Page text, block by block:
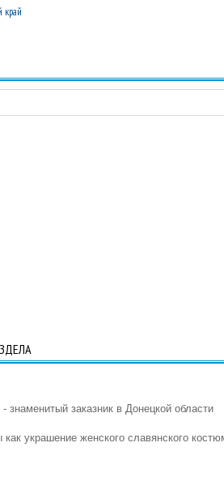
край
знаменитый заказник в Донецкой области
украшение женского славянского